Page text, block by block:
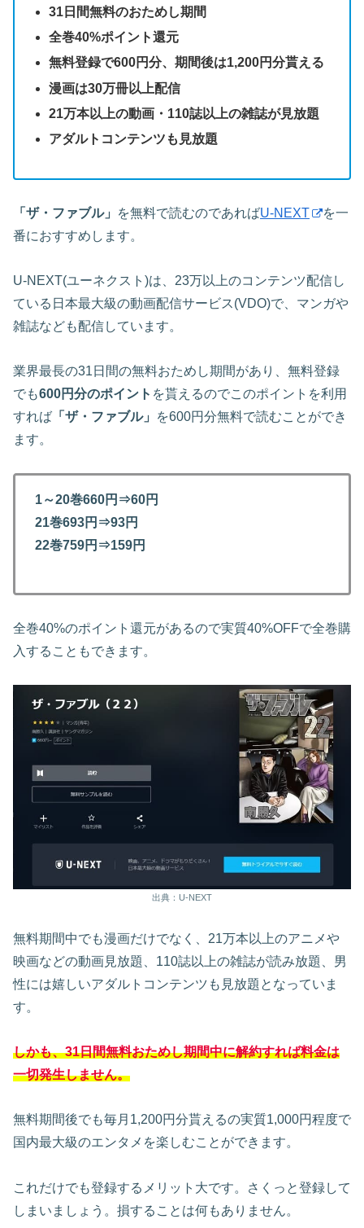
31日間無料のおためし期間
全巻40%ポイント還元
無料登録で600円分、期間後は1,200円分貰える
漫画は30万冊以上配信
21万本以上の動画・110誌以上の雑誌が見放題
アダルトコンテンツも見放題
「ザ・ファブル」 を無料で読むのであればU-NEXT
を一
番におすすめします。
U-NEXT(ユーネクスト)は、23万以上のコンテンツ配信し
ている日本最大級の動画配信サービス(VDO)で、マンガや
雑誌なども配信しています。
業界最長の31日間の無料おためし期間があり、無料登録
でも600円分のポイント を貰えるのでこのポイントを利用
すれば 「ザ・ファブル」
を600円分無料で読むことができ
ます。
1～20巻660円⇒60円
21巻693円⇒93円
22巻759円⇒159円
全巻40%のポイント還元があるので実質40%OFFで全巻購
入することもできます。
出典：U-NEXT
無料期間中でも漫画だけでなく、21万本以上のアニメや
映画などの動画見放題、110誌以上の雑誌が読み放題、男
性には嬉しいアダルトコンテンツも見放題となっていま
す。
しかも、31日間無料おためし期間中に解約すれば料金は
一切発生しません。
無料期間後でも毎月1,200円分貰えるの実質1,000円程度で
国内最大級のエンタメを楽しむことができます。
これだけでも登録するメリット大です。さくっと登録して
しまいましょう。損することは何もありません。